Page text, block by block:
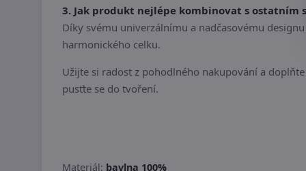
3. Jak produkt nejlépe kombinovat s ostatním
Díky svému univerzálnímu a nadčasovému
harmonického celku.
Užijte si radost z pohodlného nakupování a
pusťte se do tvoření.
Materiál: bavlna 100%